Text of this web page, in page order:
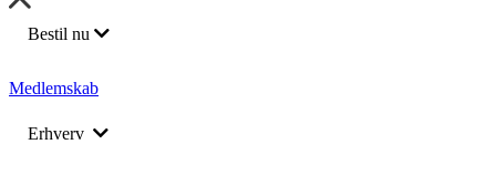
Bestil nu
Medlemskab
Erhverv